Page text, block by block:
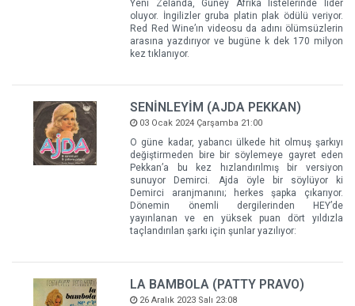
Yeni Zelanda, Güney Afrika listelerinde lider
oluyor. İngilizler gruba platin plak ödülü veriyor.
Red Red Wine’ın videosu da adını ölümsüzlerin
arasına yazdırıyor ve bugüne k dek 170 milyon
kez tıklanıyor.
SENİNLEYİM (AJDA PEKKAN)
03 Ocak 2024 Çarşamba 21:00
O güne kadar, yabancı ülkede hit olmuş şarkıyı
değiştirmeden bire bir söylemeye gayret eden
Pekkan’a bu kez hızlandırılmış bir versiyon
sunuyor Demirci. Ajda öyle bir söylüyor ki
Demirci aranjmanını; herkes şapka çıkarıyor.
Dönemin önemli dergilerinden HEY’de
yayınlanan ve en yüksek puan dört yıldızla
taçlandırılan şarkı için şunlar yazılıyor:
LA BAMBOLA (PATTY PRAVO)
26 Aralık 2023 Salı 23:08